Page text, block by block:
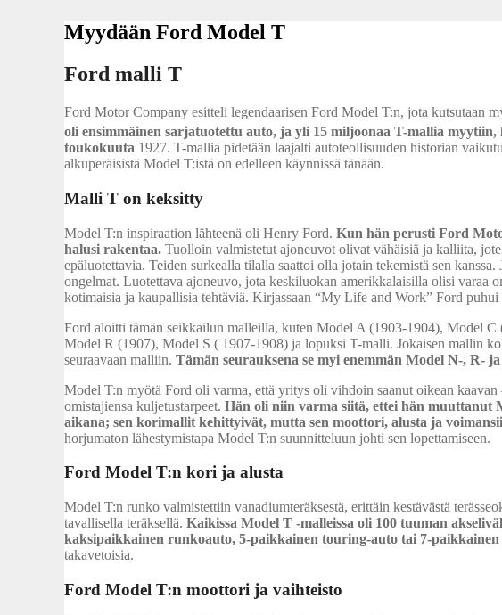
Myydään Ford Model T
Ford malli T
Ford Motor Company esitteli legendaarisen Ford Model T:n, jota kutsutaan
oli ensimmäinen sarjatuotettu auto, ja yli 15 miljoonaa T-mallia
toukokuuta 1927. T-mallia pidetään laajalti autoteollisuuden historian
alkuperäisistä Model T:istä on edelleen käynnissä tänään.
Malli T on keksitty
Model T:n inspiraation lähteenä oli Henry Ford. Kun hän perusti Ford
halusi rakentaa. Tuolloin valmistetut ajoneuvot olivat vähäisiä ja kalliita,
epäluotettavia. Teiden surkealla tilalla saattoi olla jotain tekemistä sen
ongelmat. Luotettava ajoneuvo, jota keskiluokan amerikkalaisilla olisi varaa
kotimaisia ja kaupallisia tehtäviä. Kirjassaan “My Life and Work” Ford puhui
Ford aloitti tämän seikkailun malleilla, kuten Model A (1903-1904), Model
Model R (1907), Model S ( 1907-1908) ja lopuksi T-malli. Jokaisen mallin
seuraavaan malliin. Tämän seurauksena se myi enemmän Model N-, R-
Model T:n myötä Ford oli varma, että yritys oli vihdoin saanut oikean
omistajiensa kuljetustarpeet. Hän oli niin varma siitä, ettei hän muuttanut
aikana; sen korimallit kehittyivät, mutta sen moottori, alusta ja
horjumaton lähestymistapa Model T:n suunnitteluun johti sen lopettamiseen.
Ford Model T:n kori ja alusta
Model T:n runko valmistettiin vanadiumteräksestä, erittäin kestävästä
tavallisella teräksellä. Kaikissa Model T -malleissa oli 100 tuuman
kaksipaikkainen runkoauto, 5-paikkainen touring-auto tai 7-
takavetoisia.
Ford Model T:n moottori ja vaihteisto